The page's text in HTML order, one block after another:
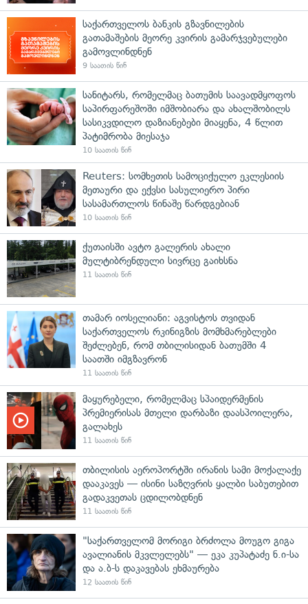
საქართველოს ბანკის გზავნილების
გათამაშების მეორე კვირის გამარჯვებულები
გამოვლინდნენ
9 საათის წინ
სანიტარს, რომელმაც ბათუმის საავადმყოფოს
საპირფარეშოში იმშობიარა და ახალშობილს
სასიკვდილო დაზიანებები მიაყენა, 4 წლით
პატიმრობა მიესაჯა
10 საათის წინ
Reuters: სომხეთის სამოციქულო ეკლესიის
მეთაური და ექვსი სასულიერო პირი
სასამართლოს წინაშე წარდგებიან
10 საათის წინ
ქუთაისში ავტო გალერის ახალი
მულტიბრენდული სივრცე გაიხსნა
11 საათის წინ
თამარ იოსელიანი: აგვისტოს თვიდან
საქართველოს რკინიგზის მომხმარებლები
შეძლებენ, რომ თბილისიდან ბათუმში 4
საათში იმგზავრონ
11 საათის წინ
მაყურებელი, რომელმაც სპაიდერმენის
პრემიერისას მთელი დარბაზი დაასპოილერა,
გალახეს
11 საათის წინ
თბილისის აეროპორტში ირანის სამი მოქალაქე
დააკავეს — ისინი საზღვრის ყალბი საბუთებით
გადაკვეთას ცდილობდნენ
11 საათის წინ
"საქართველომ მორიგი ბრძოლა მოუგო გიგა
ავალიანის მკვლელებს" — ეკა კუპატაძე ნ.ი-სა
და ა.ბ-ს დაკავებას ეხმაურება
12 საათის წინ